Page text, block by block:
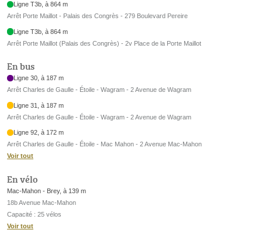
Ligne T3b, à 864 m
Arrêt Porte Maillot - Palais des Congrès - 279 Boulevard Pereire
Ligne T3b, à 864 m
Arrêt Porte Maillot (Palais des Congrès) - 2v Place de la Porte Maillot
En bus
Ligne 30, à 187 m
Arrêt Charles de Gaulle - Étoile - Wagram - 2 Avenue de Wagram
Ligne 31, à 187 m
Arrêt Charles de Gaulle - Étoile - Wagram - 2 Avenue de Wagram
Ligne 92, à 172 m
Arrêt Charles de Gaulle - Étoile - Mac Mahon - 2 Avenue Mac-Mahon
Voir tout
En vélo
Mac-Mahon - Brey, à 139 m
18b Avenue Mac-Mahon
Capacité : 25 vélos
Voir tout